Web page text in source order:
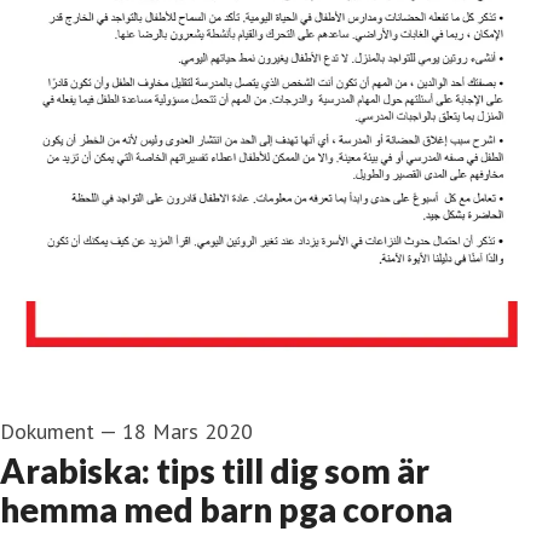
Dokument — 18 Mars 2020
Arabiska: tips till dig som är
hemma med barn pga corona